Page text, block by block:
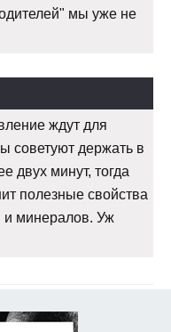
мы уже не
ждут для
советуют держать в
двух минут, тогда
полезные свойства
и минералов. Уж